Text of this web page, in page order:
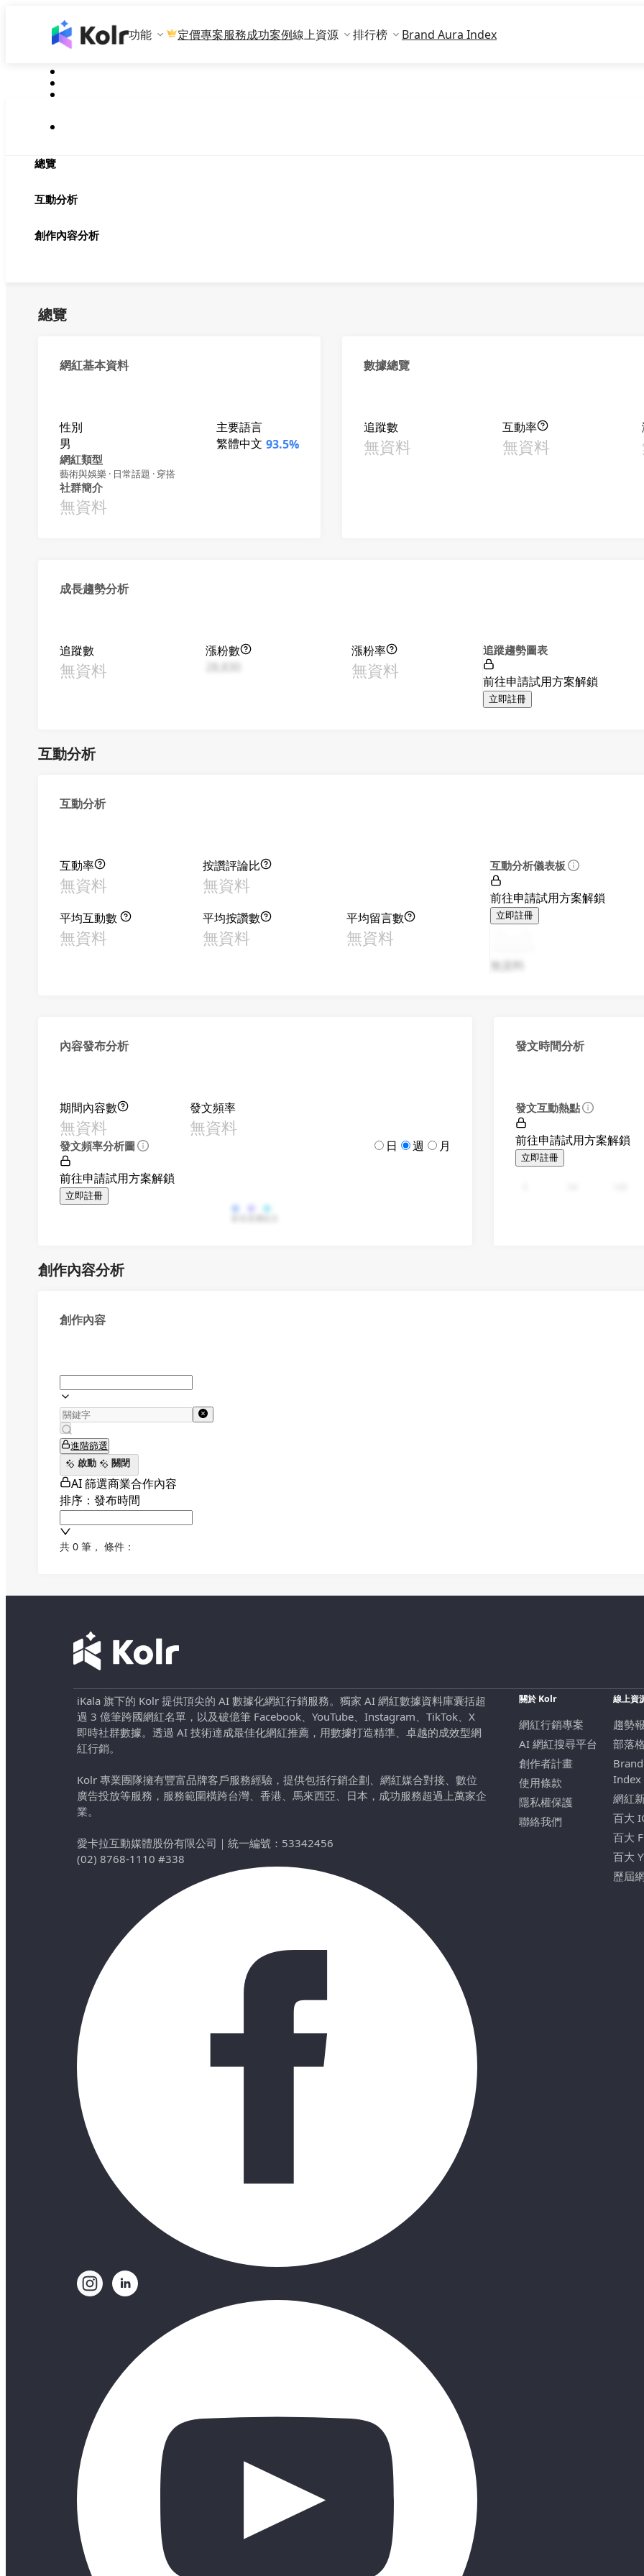
功能 定價專案服務成功案例線上資源 排行榜 Brand Aura Index
總覽
互動分析
創作內容分析
總覽
網紅基本資料
性別
男
主要語言
繁體中文 93.5%
網紅類型
藝術與娛樂 · 日常話題 · 穿搭
社群簡介
無資料
數據總覽
追蹤數
無資料
互動率
無資料
成長趨勢分析
追蹤數
無資料
漲粉數
漲粉率
無資料
追蹤趨勢圖表
前往申請試用方案解鎖
立即註冊
互動分析
互動分析
互動率
無資料
按讚評論比
無資料
平均互動數
無資料
平均按讚數
無資料
平均留言數
無資料
互動分析儀表板
前往申請試用方案解鎖
立即註冊
無資料
內容發布分析
期間內容數
無資料
發文頻率
無資料
發文頻率分析圖 日 週 月
前往申請試用方案解鎖
立即註冊
發文時間分析
發文互動熱點
前往申請試用方案解鎖
立即註冊
創作內容分析
創作內容
進階篩選
啟動
關閉
AI 篩選商業合作內容
排序：發布時間
共 0 筆 ， 條件：
iKala 旗下的 Kolr 提供頂尖的 AI 數據化網紅行銷服務。獨家 AI 網紅數據資料庫囊括超
過 3 億筆跨國網紅名單，以及破億筆 Facebook、YouTube、Instagram、TikTok、X
即時社群數據。透過 AI 技術達成最佳化網紅推薦，用數據打造精準、卓越的成效型網
紅行銷。
Kolr 專業團隊擁有豐富品牌客戶服務經驗，提供包括行銷企劃、網紅媒合對接、數位
廣告投放等服務，服務範圍橫跨台灣、香港、馬來西亞、日本，成功服務超過上萬家企
業。
愛卡拉互動媒體股份有限公司 ｜ 統一編號：53342456
(02) 8768-1110 #338
關於 Kolr
網紅行銷專案
AI 網紅搜尋平台
創作者計畫
使用條款
隱私權保護
聯絡我們
線上資
趨勢
部落格
Index
網紅
百大
百大
百大
歷屆